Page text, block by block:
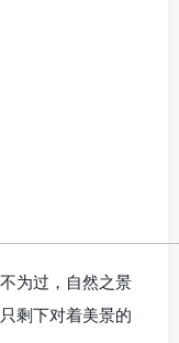
为过，自然之景
剩下对着美景的